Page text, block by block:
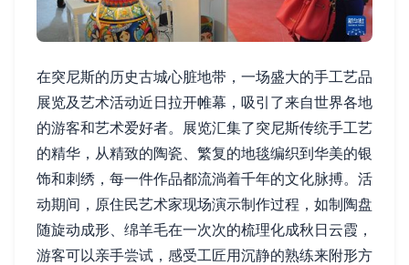
在突尼斯的历史古城心脏地带，一场盛大的手工艺品
展览及艺术活动近日拉开帷幕，吸引了来自世界各地
的游客和艺术爱好者。展览汇集了突尼斯传统手工艺
的精华，从精致的陶瓷、繁复的地毯编织到华美的银
饰和刺绣，每一件作品都流淌着千年的文化脉搏。活
动期间，原住民艺术家现场演示制作过程，如制陶盘
随旋动成形、绵羊毛在一次次的梳理化成秋日云霞，
游客可以亲手尝试，感受工匠用沉静的熟练来附形方